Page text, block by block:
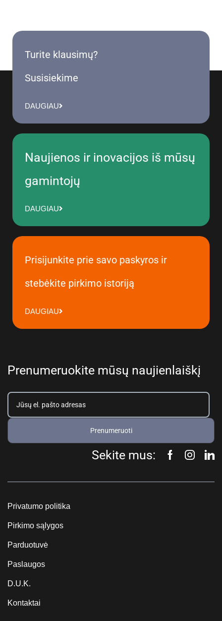
Turite klausimų?
Susisiekime
DAUGIAU
Naujienos ir inovacijos iš mūsų
gamintojų
DAUGIAU
Prisijunkite prie savo paskyros ir
stebėkite pirkimo istoriją
DAUGIAU
Prenumeruokite mūsų naujienlaiškį
Prenumeruoti
Sekite mus:
Privatumo politika
Pirkimo sąlygos
Parduotuvė
Paslaugos
D.U.K.
Kontaktai